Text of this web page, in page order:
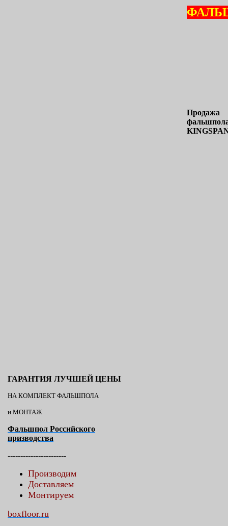
ГАРАНТИЯ ЛУЧШЕЙ ЦЕНЫ
НА КОМПЛЕКТ ФАЛЬШПОЛА
и МОНТАЖ
Фальшпол Российского
призводства
-----------------------
Производим
Доставляем
Монтируем
boxfloor.ru
Продажа